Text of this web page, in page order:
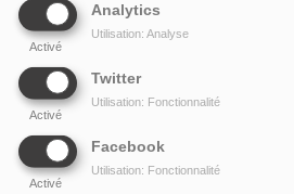
Analytics
Activé
Utilisation: Analyse
Twitter
Activé
Utilisation: Fonctionnalité
Facebook
Activé
Utilisation: Fonctionnalité
2024
RadioKing ©2026 | Site radio créé avec